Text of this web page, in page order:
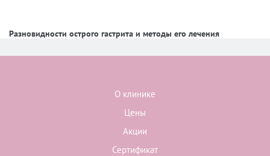
Разновидности острого гастрита и методы его лечения
О клинике
Цены
Акции
Сертификат